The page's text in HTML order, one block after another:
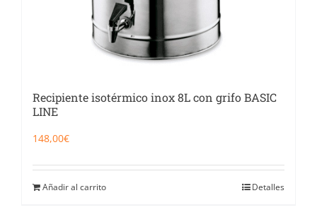
Recipiente isotérmico inox 8L con grifo BASIC
LINE
148,00€
Añadir al carrito Detalles